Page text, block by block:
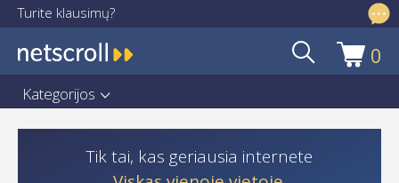
Turite klausimų?
info@netscroll.lt
Pereiti
prie
meniu
Pereiti
prie
turinio
0
Kategorijos
Pradžia
Asmens duomenų apsaugos deklaracija
Tik tai, kas geriausia internete